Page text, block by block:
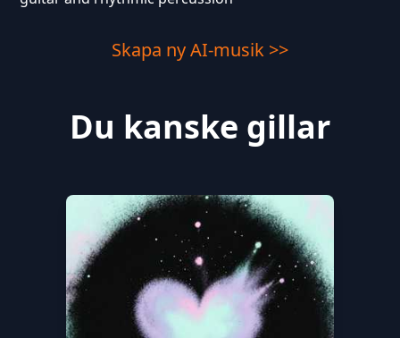
Skapa ny AI-musik >>
Du kanske gillar